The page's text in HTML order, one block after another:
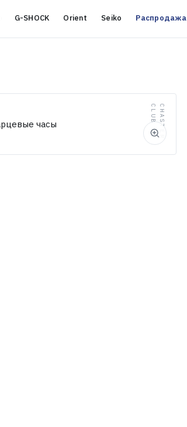
G-SHOCK Orient Seiko Распродажа
C
H
A
S
T
E
R
C
L
U
B